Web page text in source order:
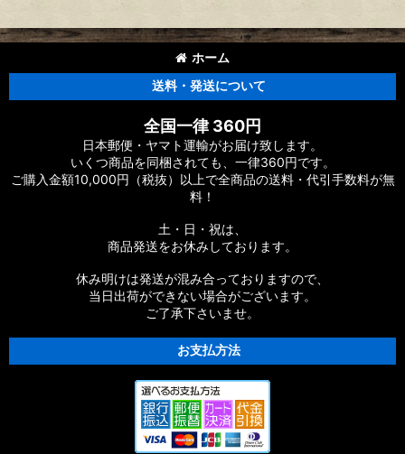
ホーム
送料・発送について
全国一律 360円
日本郵便・ヤマト運輸がお届け致します。
いくつ商品を同梱されても、一律360円です。
ご購入金額10,000円（税抜）以上で全商品の送料・代引手数料が無
料！
土・日・祝は、
商品発送をお休みしております。
休み明けは発送が混み合っておりますので、
当日出荷ができない場合がございます。
ご了承下さいませ。
お支払方法